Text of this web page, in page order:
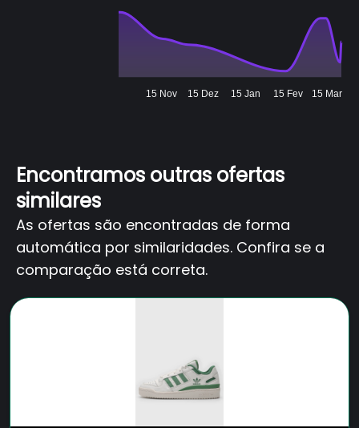
15 Nov 15 Dez 15 Jan 15 Fev 15 Mar
Encontramos outras ofertas
similares
As ofertas são encontradas de forma
automática por similaridades. Confira se a
comparação está correta.